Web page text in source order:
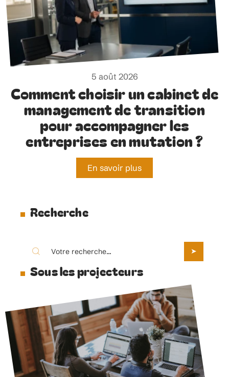
5 août 2026
Comment choisir un cabinet de
management de transition
pour accompagner les
entreprises en mutation ?
En savoir plus
Recherche
Sous les projecteurs